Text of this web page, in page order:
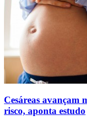
Cesáreas avançam
risco, aponta estudo